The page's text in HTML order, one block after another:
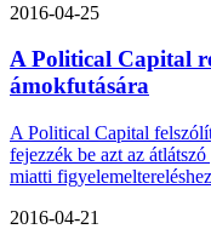
2016-04-25
A Political Capital
ámokfutására
A Political Capital
fejezzék be azt az
miatti
2016-04-21